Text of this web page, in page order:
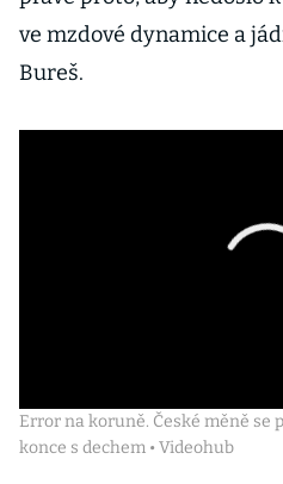
ve mzdové dynamice a
Bureš.
Error na koruně. České měně se
konce s dechem • Videohub